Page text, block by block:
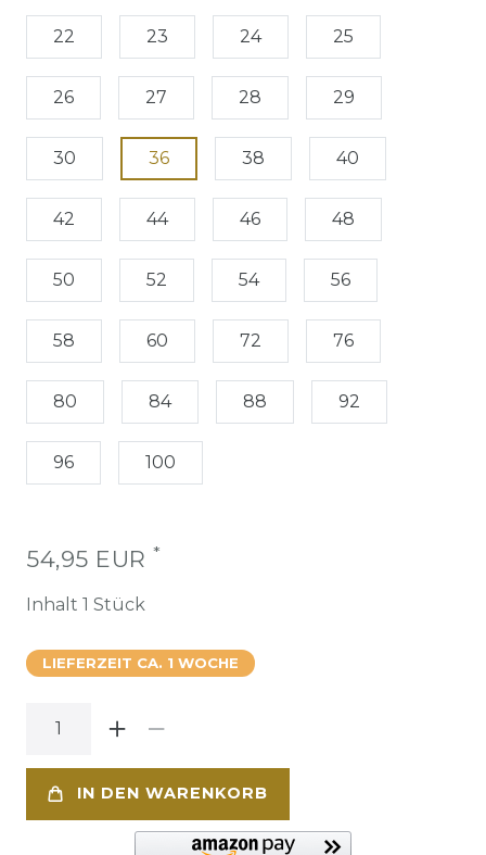
22 23 24 25
26 27 28 29
30 36 38 40
42 44 46 48
50 52 54 56
58 60 72 76
80 84 88 92
96 100
54,95 EUR *
Inhalt 1 Stück
LIEFERZEIT CA. 1 WOCHE
IN DEN WARENKORB